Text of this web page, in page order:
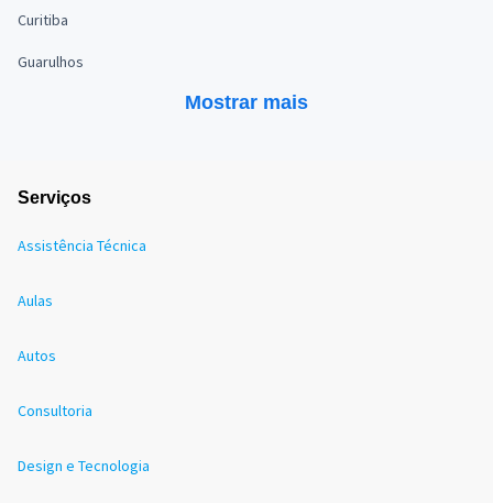
Curitiba
Guarulhos
Mostrar mais
Serviços
Assistência Técnica
Aulas
Autos
Consultoria
Design e Tecnologia